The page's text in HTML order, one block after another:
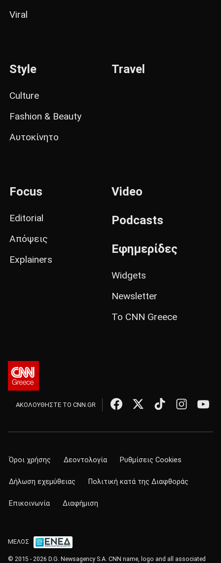
Viral
Style
Culture
Fashion & Beauty
Αυτοκίνητο
Travel
Focus
Editorial
Απόψεις
Explainers
Video
Podcasts
Εφημερίδες
Widgets
Newsletter
Το CNN Greece
ΑΚΟΛΟΥΘΗΣΤΕ ΤΟ CNN.GR
Όροι χρήσης Δεοντολογία Ρυθμίσεις Cookies
Δήλωση εχεμύθειας Πολιτική κατά της Διαφθοράς
Επικοινωνία Διαφήμιση
ΜΕΛΟΣ
© 2015 - 2026 D.G. Newsagency S.A. CNN name, logo and all associated